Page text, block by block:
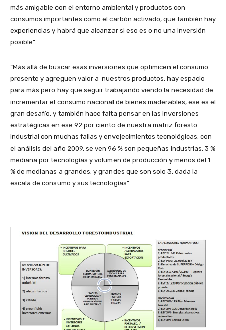
más amigable con el entorno ambiental y productos con
consumos importantes como el carbón activado, que también hay
experiencias y habrá que alcanzar si eso es o no una inversión
posible”.
“Más allá de buscar esas inversiones que optimicen el consumo
presente y agreguen valor a nuestros productos, hay espacio
para más pero hay que seguir trabajando viendo la necesidad de
incrementar el consumo nacional de bienes maderables, ese es el
gran desafío, y también hace falta pensar en las inversiones
estratégicas en ese 92 por ciento de nuestra matriz foresto
industrial con muchas fallas y envejecimientos tecnológicas: con
el análisis del año 2009, se ven 96 % son pequeñas industrias, 3 %
mediana por tecnologías y volumen de producción y menos del 1
% de medianas a grandes; y grandes que son solo 3, dada la
escala de consumo y sus tecnologías”.